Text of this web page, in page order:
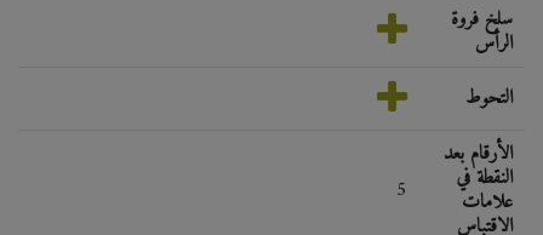
سلخ فروة
الرأس
التحوط
5
الأرقام بعد
النقطة في
علامات
الاقتباس